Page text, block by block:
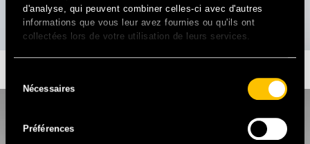
d'analyse, qui peuvent combiner celles-ci avec d'autres
informations que vous leur avez fournies ou qu'ils ont
collectées lors de votre utilisation de leurs services.
duNécessaires
Préférences